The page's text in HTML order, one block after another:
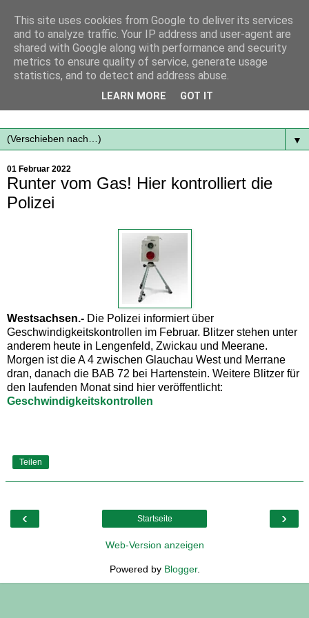
Mit frischen Themen aus der Region immer auf dem
▼
01 Februar 2022
Runter vom Gas! Hier kontrolliert die
Polizei
Westsachsen.- Die Polizei informiert über
Geschwindigkeitskontrollen im Februar. Blitzer stehen unter
anderem heute in Lengenfeld, Zwickau und Meerane.
Morgen ist die A 4 zwischen Glauchau West und Merrane
dran, danach die BAB 72 bei Hartenstein. Weitere Blitzer für
den laufenden Monat sind hier veröffentlicht:
Geschwindigkeitskontrollen
Teilen
‹ ›
Startseite
Web-Version anzeigen
Powered by Blogger.
This site uses cookies from Google to deliver its services
and to analyze traffic. Your IP address and user-agent are
shared with Google along with performance and security
metrics to ensure quality of service, generate usage
statistics, and to detect and address abuse.
LEARN MORE GOT IT